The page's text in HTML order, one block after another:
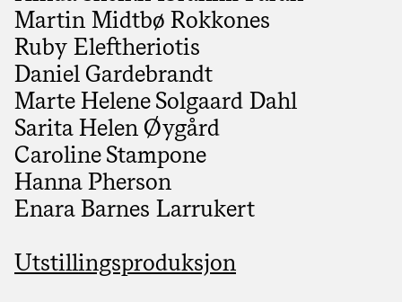
Martin Midtbø Rokkones
Ruby Eleftheriotis
Daniel Gardebrandt
Marte Helene Solgaard Dahl
Sarita Helen Øygård
Caroline Stampone
Hanna Pherson
Enara Barnes Larrukert
Utstillingsproduksjon